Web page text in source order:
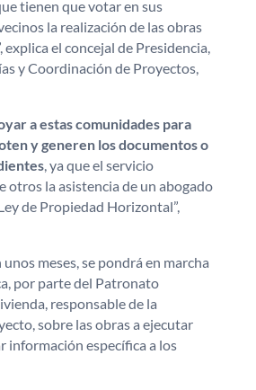
tienen que votar en sus
la realización de las obras
el concejal de Presidencia,
y Coordinación de Proyectos,
a estas comunidades para
y generen los documentos o
, ya que el servicio
otros la asistencia de un abogado
de Propiedad Horizontal”,
meses, se pondrá en marcha
por parte del Patronato
responsable de la
sobre las obras a ejecutar
información específica a los